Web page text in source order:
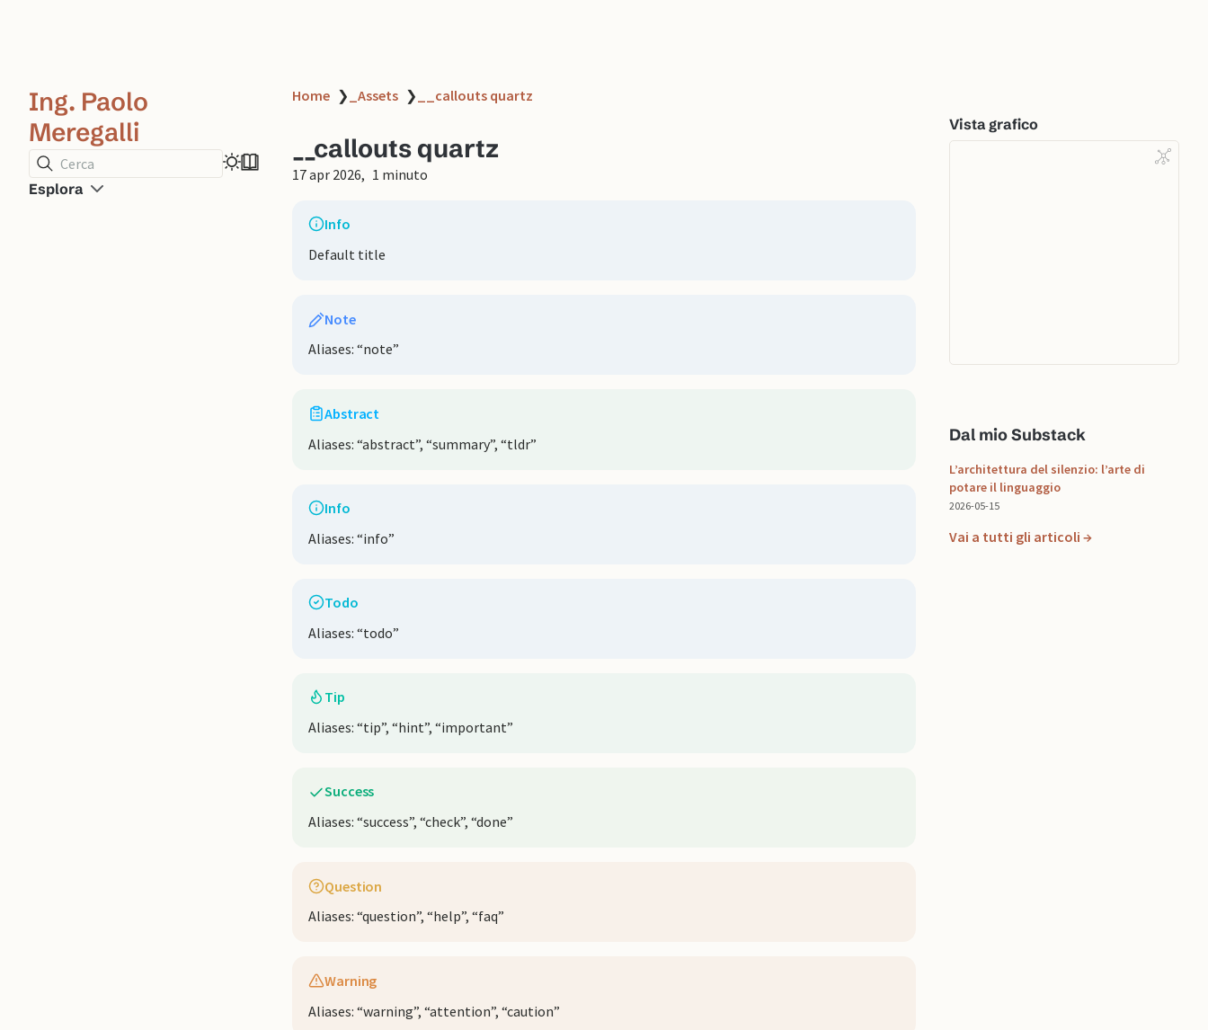
Ing. Paolo
Meregalli
Cerca
Esplora
Home ❯ _Assets ❯ __callouts quartz
__callouts quartz
17 apr 2026 1 minuto
Info
Default title
Note
Aliases: “note”
Abstract
Aliases: “abstract”, “summary”, “tldr”
Info
Aliases: “info”
Todo
Aliases: “todo”
Tip
Aliases: “tip”, “hint”, “important”
Success
Aliases: “success”, “check”, “done”
Question
Aliases: “question”, “help”, “faq”
Warning
Aliases: “warning”, “attention”, “caution”
Vista grafico
Dal mio Substack
L’architettura del silenzio: l’arte di
potare il linguaggio
2026-05-15
Vai a tutti gli articoli →